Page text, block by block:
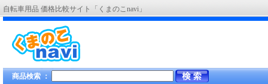
自転車用品 価格比較サイト「くまのこnavi」
商品検索 ：